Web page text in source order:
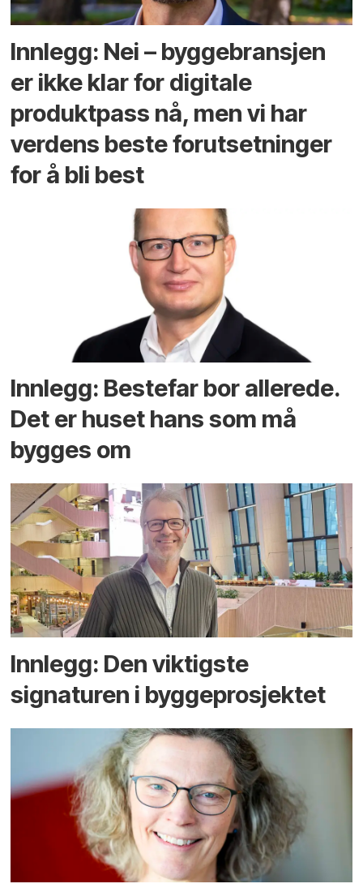
Innlegg: Nei – byggebransjen
er ikke klar for digitale
produktpass nå, men vi har
verdens beste forutsetninger
for å bli best
Innlegg: Bestefar bor allerede.
Det er huset hans som må
bygges om
Innlegg: Den viktigste
signaturen i bygge­­prosjektet